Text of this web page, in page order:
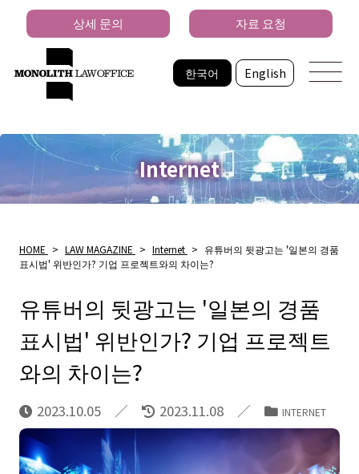
한국어 English
상세 문의 자료 요청
Internet
HOME > LAW MAGAZINE > Internet > 유튜버의 뒷광고는 '일본의 경품
표시법' 위반인가? 기업 프로젝트와의 차이는?
유튜버의 뒷광고는 '일본의 경품
표시법' 위반인가? 기업 프로젝트
와의 차이는?
2023.10.05 2023.11.08 INTERNET